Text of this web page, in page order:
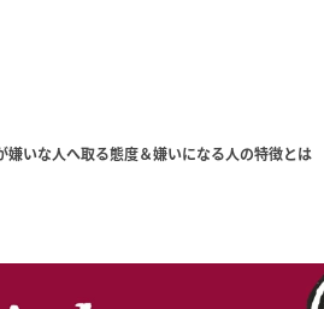
嫌いな人へ取る態度＆嫌いになる人の特徴とは